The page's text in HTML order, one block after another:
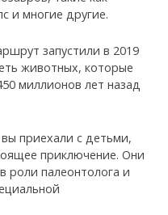
и многие другие.
запустили в 2019
животных, которые
миллионов лет назад
вы приехали с детьми,
приключение. Они
роли палеонтолога и